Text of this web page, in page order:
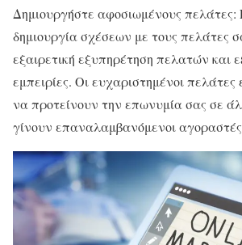
Δημιουργήστε αφοσιωμένους πελάτες:
δημιουργία σχέσεων με τους πελάτες
εξαιρετική εξυπηρέτηση πελατών και
εμπειρίες. Οι ευχαριστημένοι πελάτες
να προτείνουν την επωνυμία σας σε
γίνουν επαναλαμβανόμενοι